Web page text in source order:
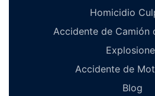
Homicidio
Accidente de Camión
Accidente de
Blog